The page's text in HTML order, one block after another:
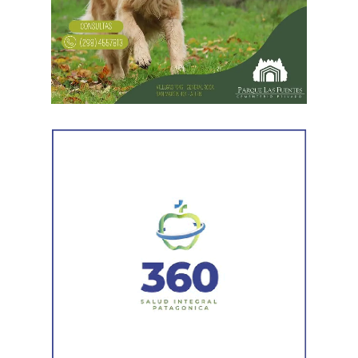
Estado. Me imputaron delitos penales, me hicieron saber
que perseguían a mi familia, a mi mujer y a mis hijas, y
tuve que presentar un habeas corpus preventivo».
Biró también señaló que «el gobierno impulsó denuncias
y multas multimillonarias contras organizaciones
Ante las exposiciones de los solicitantes de la audiencia,
los comisionados de la CIDH hicieron algunos
cuestionamientos y solicitaron explicaciones a los
representantes del Gobierno argentino por los modos y
las irregularidades a la hora de implementar la reforma
laboral. Y, ante esas preocupaciones, Cremonte precisó
virtuales. Los estatales también empezaron a tomar
créditos con los prestamistas barriales y eso es muy
peligroso», agregó el dirigente estatal.
Además, apuntó que «el Banco Nación debiera estar
las familias y no al servicio de los funcionarios de La
«La falta de inversión en hospitales, escuelas y en
diversas áreas públicas es absoluta y en este momento
pone en riesgo la prestación de servicios esenciales»,
«Nos mintieron, no vinieron a destruir el Estado. Hoy el